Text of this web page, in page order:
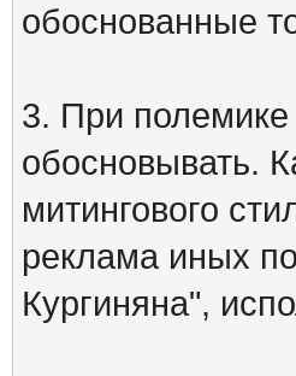
обоснованные
3. При
обосновывать.
митингового
реклама иных
Кургиняна",